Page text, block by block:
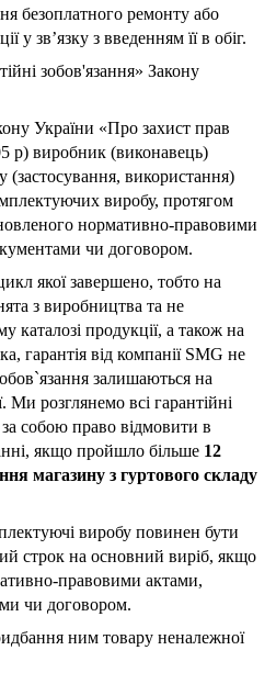
безоплатного ремонту або
у зв’язку з введенням її в обіг.
зобов'язання» Закону
України «Про захист прав
р) виробник (виконавець)
(застосування, використання)
виробу, протягом
нормативно-правовими
чи договором.
якої завершено, тобто на
з виробництва та не
каталозі продукції, а також на
гарантія від компанії SMG не
залишаються на
Ми розглянемо всі гарантійні
собою право відмовити в
якщо пройшло більше 12
магазину з гуртового складу
виробу повинен бути
строк на основний виріб, якщо
правовими актами,
чи договором.
ним товару неналежної